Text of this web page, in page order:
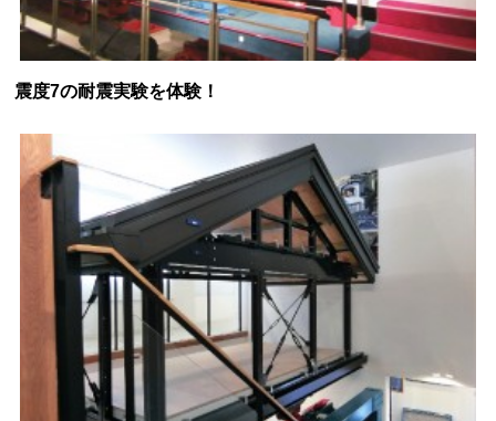
震度7の耐震実験を体験！